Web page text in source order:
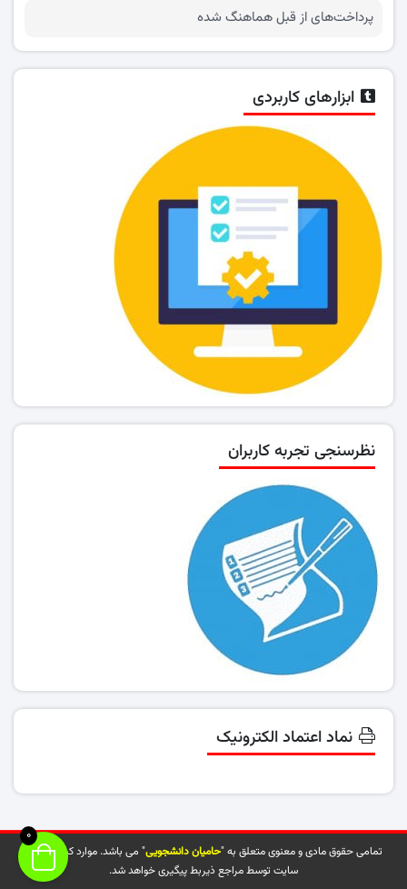
پرداخت‌های از قبل هماهنگ شده
ابزارهای کاربردی
نظرسنجی تجربه کاربران
نماد اعتماد الکترونیک
تمامی حقوق مادی و معنوی متعلق به "حامیان دانشجویی" می باشد. موارد کپی شده از
سایت توسط مراجع ذیربط پیگیری خواهد شد.
0